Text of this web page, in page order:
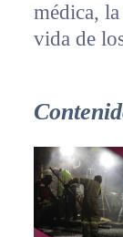
médica,
vida de